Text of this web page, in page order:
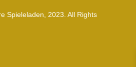
Spieleladen, 2023. All Rights